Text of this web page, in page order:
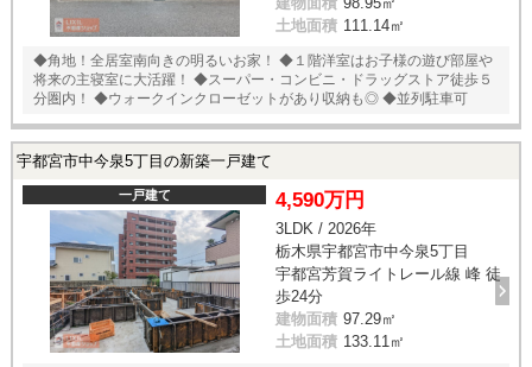
土地面積 111.14㎡
◆角地！全居室南向きの明るいお家！ ◆１階洋室はお子様の遊び部屋や
将来の主寝室に大活躍！ ◆スーパー・コンビニ・ドラッグストア徒歩５
分圏内！ ◆ウォークインクローゼットがあり収納も◎ ◆並列駐車可
宇都宮市中今泉5丁目の新築一戸建て
一戸建て 4,590万円
3LDK / 2026年
栃木県宇都宮市中今泉5丁目
宇都宮芳賀ライトレール線 峰 徒
歩24分
建物面積 97.29㎡
土地面積 133.11㎡